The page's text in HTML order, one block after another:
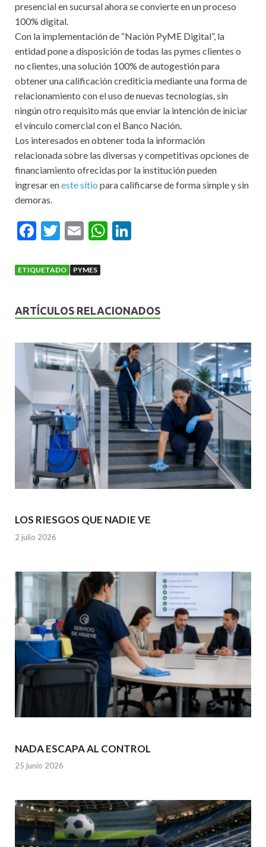
presencial en sucursal ahora se convierte en un proceso
100% digital.
Con la implementación de “Nación PyME Digital”, la
entidad pone a disposición de todas las pymes clientes o
no clientes, una solución 100% de autogestión para
obtener una calificación crediticia mediante una forma de
relacionamiento con el uso de nuevas tecnologías, sin
ningún otro requisito más que enviar la intención de iniciar
el vínculo comercial con el Banco Nación.
Los interesados en obtener toda la información
relacionada sobre las diversas y competitivas opciones de
financiamiento ofrecidas por la institución pueden
ingresar eneste sitio para calificarse de forma simple y sin
demoras.
F
e
o
o
k
T
itt
E
ai
W
A
p
p
n
ETIQUETADO PYMES
ARTÍCULOS RELACIONADOS
LOS RIESGOS QUE NADIE VE
2 julio 2026
NADA ESCAPA AL CONTROL
25 junio 2026